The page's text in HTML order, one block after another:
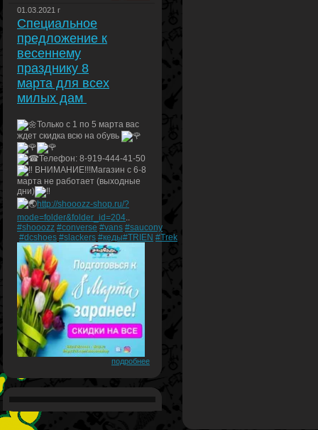
01.03.2021 г
Специальное
предложение к
весеннему
празднику 8
марта для всех
милых дам
Только с 1 по 5 марта вас
ждет скидка всю на обувь
Телефон: 8-919-444-41-50
ВНИМАНИЕ!!!Магазин с 6-8
марта не работает (выходные
дни)
http://shooozz-shop.ru/?
mode=folder&folder_id=204..
#shooozz #converse #vans #saucony
#dcshoes #slackers #кеды#TRIEN #Trek
подробнее